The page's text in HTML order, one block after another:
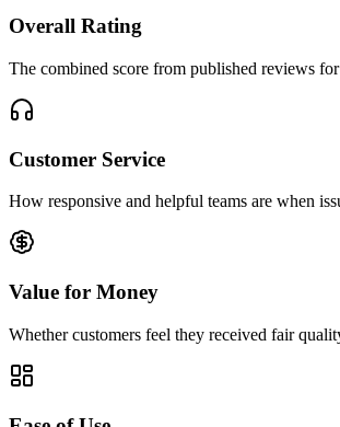
Overall Rating
The combined score from published reviews
Customer Service
How responsive and helpful teams are when
Value for Money
Whether customers feel they received fair